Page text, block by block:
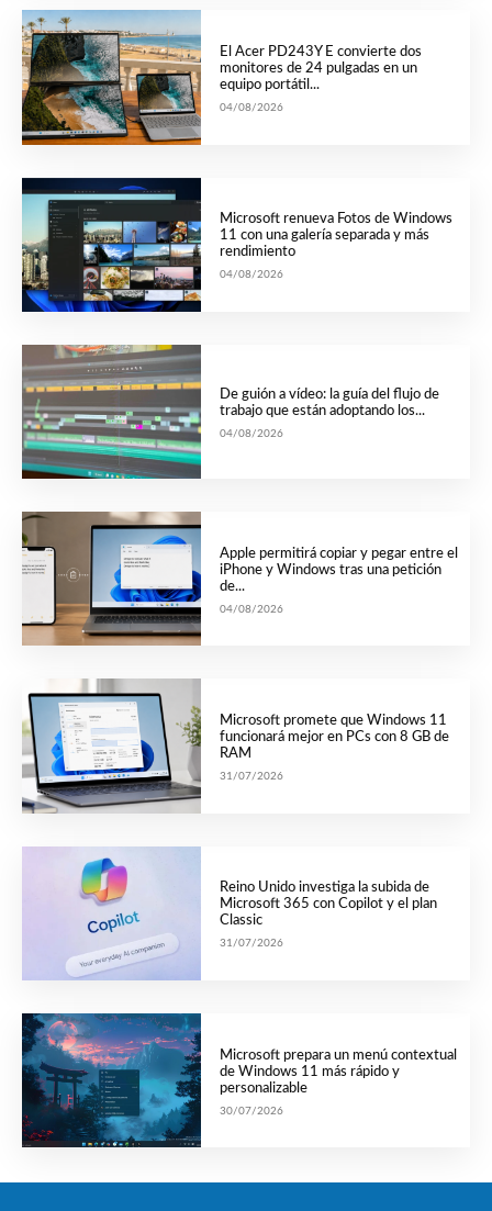
El Acer PD243Y E convierte dos
monitores de 24 pulgadas en un
equipo portátil...
04/08/2026
Microsoft renueva Fotos de Windows
11 con una galería separada y más
rendimiento
04/08/2026
De guión a vídeo: la guía del flujo de
trabajo que están adoptando los...
04/08/2026
Apple permitirá copiar y pegar entre el
iPhone y Windows tras una petición
de...
04/08/2026
Microsoft promete que Windows 11
funcionará mejor en PCs con 8 GB de
RAM
31/07/2026
Reino Unido investiga la subida de
Microsoft 365 con Copilot y el plan
Classic
31/07/2026
Microsoft prepara un menú contextual
de Windows 11 más rápido y
personalizable
30/07/2026